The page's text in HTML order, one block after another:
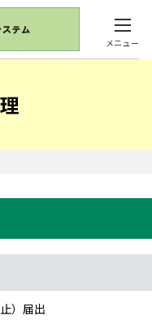
メニュー
）届出